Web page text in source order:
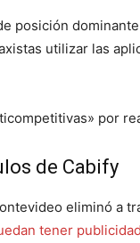
posición
utilizar las
por
de Cabify
eliminó a
tener publicidad